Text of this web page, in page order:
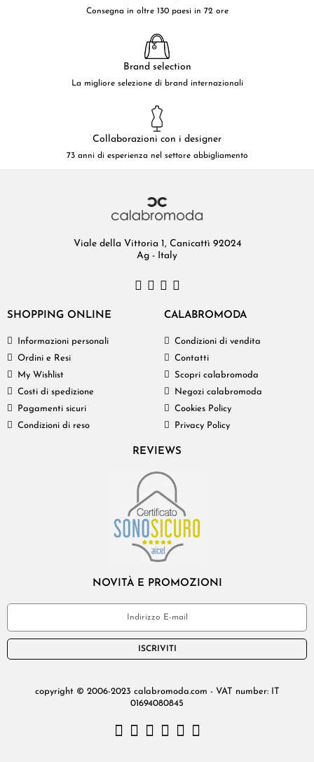
Consegna in oltre 130 paesi in 72 ore
Brand selection
La migliore selezione di brand internazionali
Collaborazioni con i designer
73 anni di esperienza nel settore abbigliamento
Viale della Vittoria 1, Canicattì 92024
Ag - Italy
SHOPPING ONLINE
Informazioni personali
Ordini e Resi
My Wishlist
Costi di spedizione
Pagamenti sicuri
Condizioni di reso
CALABROMODA
Condizioni di vendita
Contatti
Scopri calabromoda
Negozi calabromoda
Cookies Policy
Privacy Policy
REVIEWS
NOVITÀ E PROMOZIONI
ISCRIVITI
copyright © 2006-2023 calabromoda.com - VAT number: IT
01694080845